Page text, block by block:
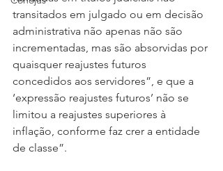
transitados em julgado ou em decisão
administrativa não apenas não são
incrementadas, mas são absorvidas por
quaisquer reajustes futuros
concedidos aos servidores”, e que a
‘expressão reajustes futuros’ não se
limitou a reajustes superiores à
inflação, conforme faz crer a entidade
de classe”.